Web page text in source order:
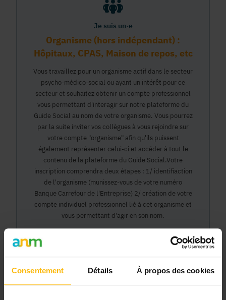
Consentement Détails À propos des cookies
Je suis un·e
Organisme (hors indépendant) :
Hôpitaux, CPAS, Maison de repos, etc
Vous travaillez pour un organisme actif dans le secteur
psycho-médico-social ou ayant un intérêt pour ce
secteur et souhaitez obtenir un compte professionnel
vous permettant d'interagir sur notre plateforme du
Guide Social au nom de votre organisme. Vous pourrez
par la suite inviter vos collègues à vous rejoindre sur
votre compte "organisme" afin qu'ils puissent
également représenter celui-ci et accéder à tout le
contenu de la plateforme du Guide Social.Votre
inscription comprendra deux étapes : 1/ identifiaction
de l'organisme (munissez-vous de votre numéro
Banque Carrefour de l'Entreprise) 2/ création de votre
compte individuel professionnel lié à cet organisme et
vous permettant d'agir en son nom.